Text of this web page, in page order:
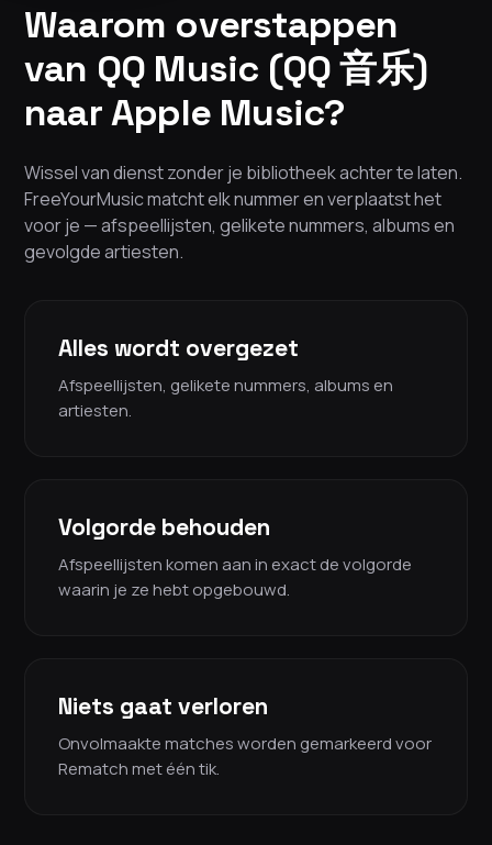
Waarom overstappen
van QQ Music (QQ 音乐)
naar Apple Music?
Wissel van dienst zonder je bibliotheek achter te laten.
FreeYourMusic matcht elk nummer en verplaatst het
voor je — afspeellijsten, gelikete nummers, albums en
gevolgde artiesten.
Alles wordt overgezet
Afspeellijsten, gelikete nummers, albums en
artiesten.
Volgorde behouden
Afspeellijsten komen aan in exact de volgorde
waarin je ze hebt opgebouwd.
Niets gaat verloren
Onvolmaakte matches worden gemarkeerd voor
Rematch met één tik.